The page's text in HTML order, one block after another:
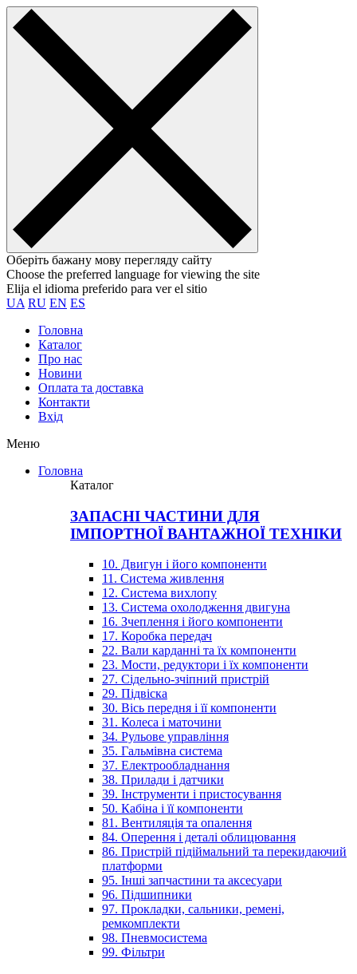
Оберіть бажану мову перегляду сайту
Choose the preferred language for viewing the site
Elija el idioma preferido para ver el sitio
UA RU EN ES
Головна
Каталог
Про нас
Новини
Оплата та доставка
Контакти
Вхiд
Меню
Головна
Каталог
ЗАПАСНІ ЧАСТИНИ ДЛЯ
ІМПОРТНОЇ ВАНТАЖНОЇ ТЕХНІКИ
10. Двигун і його компоненти
11. Система живлення
12. Система вихлопу
13. Система охолодження двигуна
16. Зчеплення і його компоненти
17. Коробка передач
22. Вали карданні та їх компоненти
23. Мости, редуктори і їх компоненти
27. Сідельно-зчіпний пристрій
29. Підвіска
30. Вісь передня і її компоненти
31. Колеса і маточини
34. Рульове управління
35. Гальмівна система
37. Електрообладнання
38. Прилади і датчики
39. Інструменти і пристосування
50. Кабіна і її компоненти
81. Вентиляція та опалення
84. Оперення і деталі облицювання
86. Пристрій підіймальний та перекидаючий
платформи
95. Інші запчастини та аксесуари
96. Підшипники
97. Прокладки, сальники, ремені,
ремкомплекти
98. Пневмосистема
99. Фільтри